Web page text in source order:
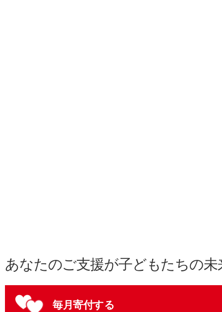
あなたのご支援が子どもたちの
毎月寄付する